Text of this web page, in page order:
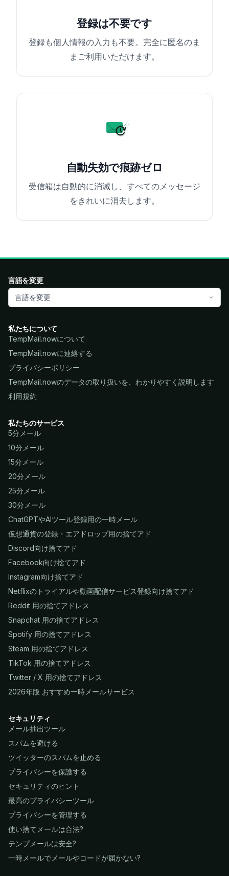
登録は不要です
登録も個人情報の入力も不要。完全に匿名のま
まご利用いただけます。
自動失効で痕跡ゼロ
受信箱は自動的に消滅し、すべてのメッセージ
をきれいに消去します。
言語を変更
言語を変更
私たちについて
TempMail.nowについて
TempMail.nowに連絡する
プライバシーポリシー
TempMail.nowのデータの取り扱いを、わかりやすく説明します
利用規約
私たちのサービス
5分メール
10分メール
15分メール
20分メール
25分メール
30分メール
ChatGPTやAIツール登録用の一時メール
仮想通貨の登録・エアドロップ用の捨てアド
Discord向け捨てアド
Facebook向け捨てアド
Instagram向け捨てアド
Netflixのトライアルや動画配信サービス登録向け捨てアド
Reddit 用の捨てアドレス
Snapchat 用の捨てアドレス
Spotify 用の捨てアドレス
Steam 用の捨てアドレス
TikTok 用の捨てアドレス
Twitter / X 用の捨てアドレス
2026年版 おすすめ一時メールサービス
セキュリティ
メール抽出ツール
スパムを避ける
ツイッターのスパムを止める
プライバシーを保護する
セキュリティのヒント
最高のプライバシーツール
プライバシーを管理する
使い捨てメールは合法?
テンプメールは安全?
一時メールでメールやコードが届かない?